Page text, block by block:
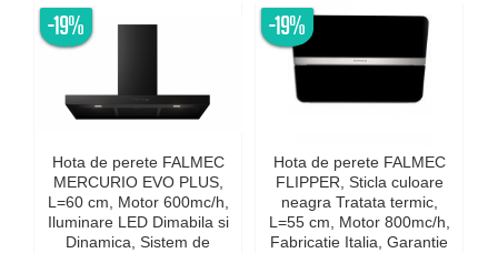
-19%
Hota de perete FALMEC
MERCURIO EVO PLUS,
L=60 cm, Motor 600mc/h,
Iluminare LED Dimabila si
Dinamica, Sistem de
-19%
Hota de perete FALMEC
FLIPPER, Sticla culoare
neagra Tratata termic,
L=55 cm, Motor 800mc/h,
Fabricatie Italia, Garantie